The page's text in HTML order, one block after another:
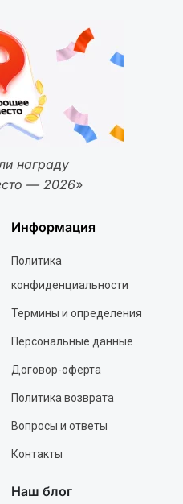
награду
— 2026»
Информация
Политика
конфиденциальности
Термины и определения
Персональные данные
Договор-оферта
Политика возврата
Вопросы и ответы
Контакты
Наш блог